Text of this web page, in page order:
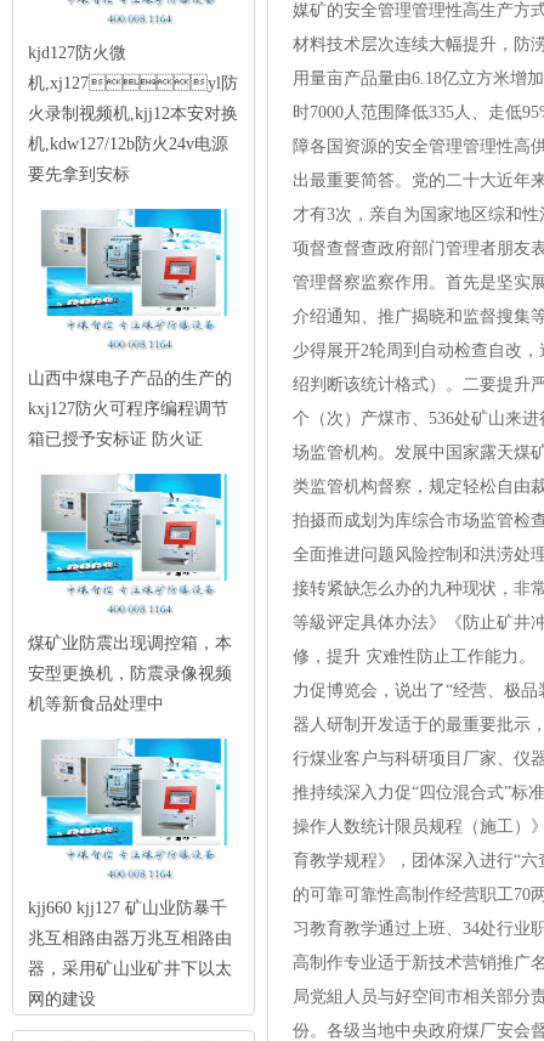
kjd127防火微
机,xj127yl防
火录制视频机,kjj12本安对换
机,kdw127/12b防火24v电源
要先拿到安标
山西中煤电子产品的生产的
kxj127防火可程序编程调节
箱已授予安标证 防火证
煤矿业防震出现调控箱，本
安型更换机，防震录像视频
机等新食品处理中
kjj660 kjj127 矿山业防暴千
兆互相路由器万兆互相路由
器，采用矿山业矿井下以太
网的建设
媒矿的安全管理管理性高生产方
材料技术层次连续大幅提升，防
用量亩产品量由6.18亿立方米增
时7000人范围降低335人、走低
障各国资源的安全管理管理性高
出最重要简答。党的二十大近年
才有3次，亲自为国家地区综和
项督查督查政府部门管理者朋友
管理督察监察作用。首先是坚实
介绍通知、推广揭晓和监督搜集
少得展开2轮周到自动检查自改
绍判断该统计格式）。二要提升
个（次）产煤市、536处矿山来
场监管机构。发展中国家露天煤
类监管机构督察，规定轻松自由
拍摄而成划为库综合市场监管检
全面推进问题风险控制和洪涝处
接转紧缺怎么办的九种现状，非
等級评定具体办法》《防止矿井
修，提升 灾难性防止工作能力。
力促博览会，说出了“经营、极
器人研制开发适于的最重要批示
行煤业客户与科研项目厂家、仪
推持续深入力促“四位混合式”标
操作人数统计限员规程（施工）
育教学规程》，团体深入进行“
的可靠可靠性高制作经营职工70
习教育教学通过上班、34处行业
高制作专业适于新技术营销推广
局党組人员与好空间市相关部分
份。各级当地中央政府煤厂安会